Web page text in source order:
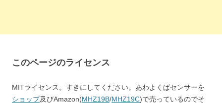
このページのライセンス
MITライセンス。すきにしてください。あわよくばセンサーを
ショップ及びAmazon(MHZ19B/MHZ19C)で売っているのでそ